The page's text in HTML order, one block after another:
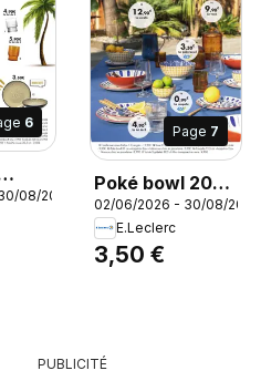
6
08/2026
Page 7
Poké bowl 20
cm «Acapulco»
Eco+ 4 décors
au choix en
Eco+ 4
02/06/2026 - 30/08/2026
E.Leclerc
3,50 €
PUBLICITÉ